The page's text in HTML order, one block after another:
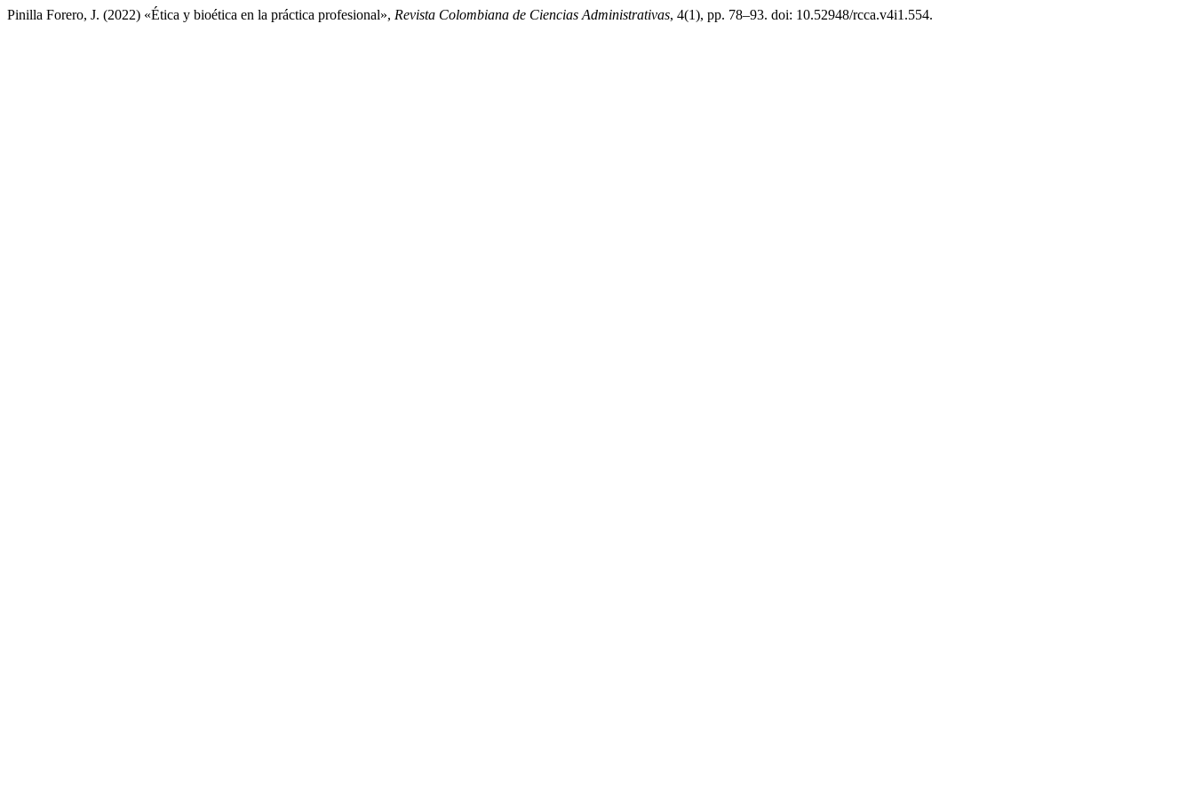
Pinilla Forero, J. (2022) «Ética y bioética en la práctica profesional», Revista Colombiana de Ciencias Administrativas, 4(1), pp. 78–93. doi: 10.52948/rcca.v4i1.554.